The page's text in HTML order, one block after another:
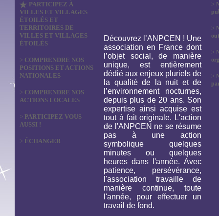
PARTICIPEZ À
VILLES ET VILLAGES
ÉTOILÉS ET
TERRITOIRES DE
VILLES ET VILLAGES
ÉTOILÉS
> COMPRENDRE NOS
POSITIONS ET ACTIONS
NATIONALES
> COMPRENDRE NOS
ACTIONS LOCALES
> PARTICIPEZ VOUS
AUSSI !
> ÉCHANGER
Découvrez l’ANPCEN ! Une
association en France dont
l’objet social, de manière
unique, est entièrement
dédié aux enjeux pluriels de
la qualité de la nuit et de
l’environnement nocturnes,
depuis plus de 20 ans. Son
expertise ainsi acquise est
tout à fait originale. L'action
de l'ANPCEN ne se résume
pas à une action
symbolique quelques
minutes ou quelques
heures dans l'année. Avec
patience, persévérance,
l'association travaille de
manière continue, toute
l'année, pour effectuer un
travail de fond.
>
>
>
>